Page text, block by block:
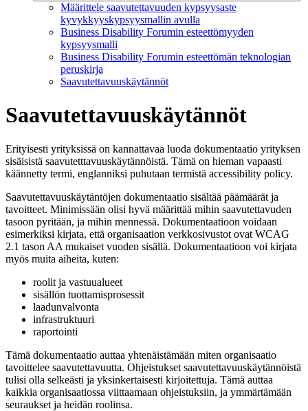
Määrittele saavutettavuuden kypsyysaste
kyvykkyyskypsyysmallin avulla
Business Disability Forumin esteettömyyden
kypsyysmalli
Business Disability Forumin esteettömän teknologian
peruskirja
Saavutettavuuskäytännöt
Saavutettavuuskäytännöt
Erityisesti yrityksissä on kannattavaa luoda dokumentaatio yrityksen
sisäisistä saavutetttavuuskäytännöistä. Tämä on hieman vapaasti
käännetty termi, englanniksi puhutaan termistä accessibility policy.
Saavutettavuuskäytäntöjen dokumentaatio sisältää päämäärät ja
tavoitteet. Minimissään olisi hyvä määrittää mihin saavutettavuden
tasoon pyritään, ja mihin mennessä. Dokumentaatioon voidaan
esimerkiksi kirjata, että organisaation verkkosivustot ovat WCAG
2.1 tason AA mukaiset vuoden sisällä. Dokumentaatioon voi kirjata
myös muita aiheita, kuten:
roolit ja vastuualueet
sisällön tuottamisprosessit
laadunvalvonta
infrastruktuuri
raportointi
Tämä dokumentaatio auttaa yhtenäistämään miten organisaatio
tavoittelee saavutettavuutta. Ohjeistukset saavutettavuuskäytännöistä
tulisi olla selkeästi ja yksinkertaisesti kirjoitettuja. Tämä auttaa
kaikkia organisaatiossa viittaamaan ohjeistuksiin, ja ymmärtämään
seuraukset ja heidän roolinsa.